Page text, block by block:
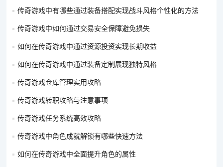
首饰搭配：佩戴带有攻击速度加成的首饰，如狂风戒指、狂风项
链等。这些首饰可以进一步提高战士的攻击速度，让战士的攻击
防具选择：防具选择相对灵活，可以根据实际情况选择一些轻便
为过于追求攻击速度而忽视了自身的防护。
法师职业：
等。这些武器能够大幅提升法师的魔法攻击力，使法师的技能伤
传奇游戏中有哪些通过装备搭配实现战斗风格个性化的方法
传奇游戏中如何通过交易安全保障避免损失
如何在传奇游戏中通过资源投资实现长期收益
如何在传奇游戏中通过装备定制展现独特风格
传奇游戏仓库管理实用攻略
传奇游戏转职攻略与注意事项
传奇游戏任务系统高效攻略
传奇游戏中角色成就解锁有哪些快速方法
如何在传奇游戏中全面提升角色的属性